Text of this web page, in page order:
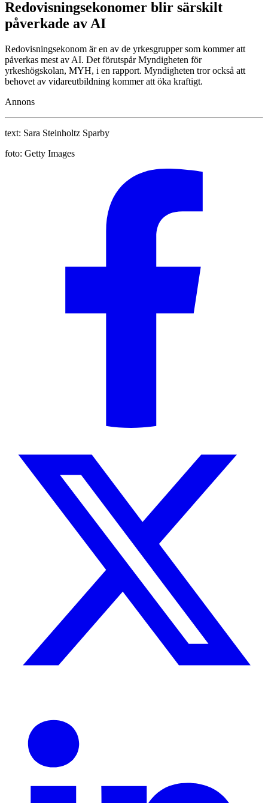
Redovisningsekonomer blir särskilt
påverkade av AI
Redovisningsekonom är en av de yrkesgrupper som kommer att
påverkas mest av AI. Det förutspår Myndigheten för
yrkeshögskolan, MYH, i en rapport. Myndigheten tror också att
behovet av vidareutbildning kommer att öka kraftigt.
Annons
text: Sara Steinholtz Sparby
foto: Getty Images